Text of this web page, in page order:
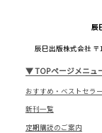
辰
辰巳出版株式会社 〒
▼TOPページメニュ
おすすめ・ベストセラ
新刊一覧
定期購読のご案内